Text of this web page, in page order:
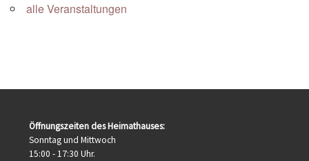
alle Veranstaltungen
Öffnungszeiten des Heimathauses:
Sonntag und Mittwoch
15:00 - 17:30 Uhr.